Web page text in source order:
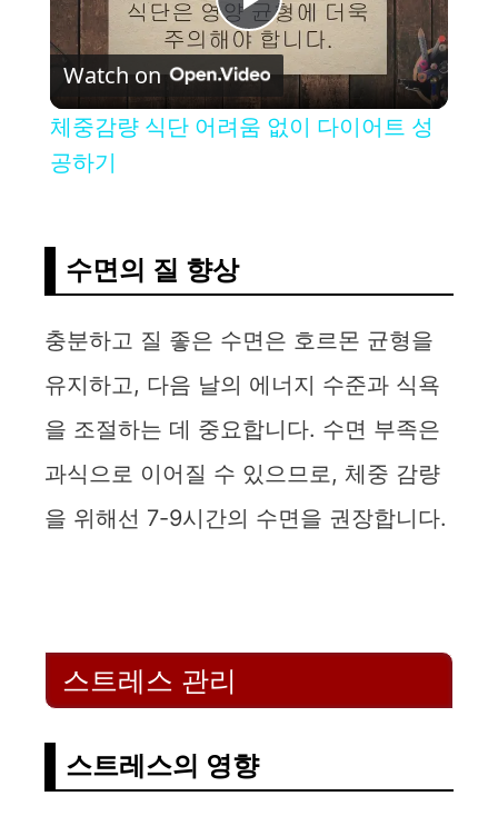
P
l
V
i
d
e
Watch on
체중감량 식단 어려움 없이 다이어트 성
공하기
수면의 질 향상
충분하고 질 좋은 수면은 호르몬 균형을
유지하고, 다음 날의 에너지 수준과 식욕
을 조절하는 데 중요합니다. 수면 부족은
과식으로 이어질 수 있으므로, 체중 감량
을 위해선 7-9시간의 수면을 권장합니다.
스트레스 관리
스트레스의 영향